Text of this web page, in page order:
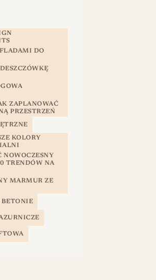
DO
ZAPLANOWAĆ
PRZESTRZEŃ
KOLORY
NOWOCZESNY
TRENDÓW NA
MARMUR ZE
BETONIE